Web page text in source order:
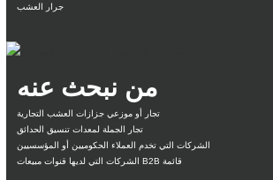
جرار العشب
من نبحث عنه
تجار أو موزعي جزازات العشب التجارية
تجار الجملة لمعدات تنسيق الحدائق
الشركات التي تخدم العملاء الحكوميين أو المؤسسيين
الشركات التي لديها قنوات مبيعات B2B قائمة